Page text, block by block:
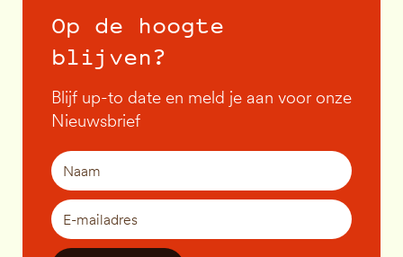
Op de hoogte
blijven?
Blijf up-to date en meld je aan voor onze
Nieuwsbrief